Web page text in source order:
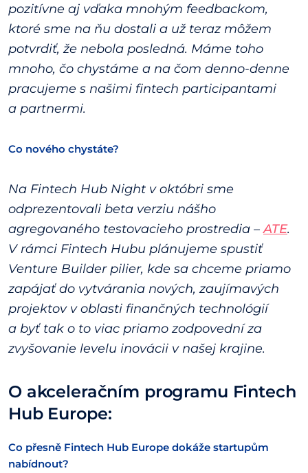
pozitívne aj vďaka mnohým feedbackom,
ktoré sme na ňu dostali a už teraz môžem
potvrdiť, že nebola posledná. Máme toho
mnoho, čo chystáme a na čom denno-denne
pracujeme s našimi fintech participantami
a partnermi.
Co nového chystáte?
Na Fintech Hub Night v októbri sme
odprezentovali beta verziu nášho
agregovaného testovacieho prostredia –ATE.
V rámci Fintech Hubu plánujeme spustiť
Venture Builder pilier, kde sa chceme priamo
zapájať do vytvárania nových, zaujímavých
projektov v oblasti finančných technológií
a byť tak o to viac priamo zodpovední za
zvyšovanie levelu inovácii v našej krajine.
O akceleračním programu Fintech
Hub Europe:
Co přesně Fintech Hub Europe dokáže startupům
nabídnout?